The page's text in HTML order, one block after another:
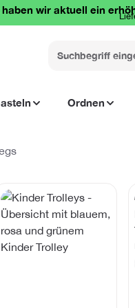
wir aktuell ein
Ordnen
Kategoriegalerie